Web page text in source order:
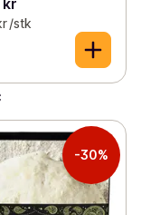
/stk
-30%